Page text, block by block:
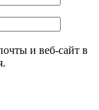
и веб-сайт в